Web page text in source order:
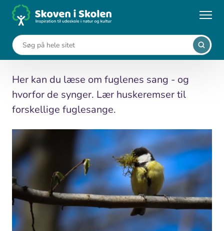
... Leksikon Fuglesang
Fuglesang
Her kan du læse om fuglenes sang - og
hvorfor de synger. Lær huskeremser til
forskellige fuglesange.